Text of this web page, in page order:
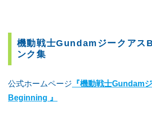
機動戦士Gundamジークアス
ンク集
公式ホームページ 『機動戦士Gundam
Beginning 』